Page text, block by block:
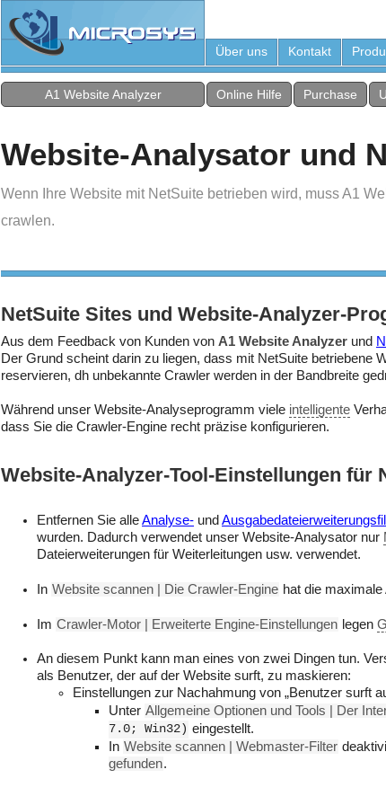
Über uns Kontakt
A1 Website Analyzer Online Hilfe Purchase
Website-Analysator und
Wenn Ihre Website mit NetSuite betrieben wird, muss A1
crawlen.
NetSuite Sites und Website-Analyzer-
Aus dem Feedback von Kunden von A1 Website Analyzer und
Der Grund scheint darin zu liegen, dass mit NetSuite betriebene
reservieren, dh unbekannte Crawler werden in der Bandbreite
Während unser Website-Analyseprogramm viele intelligente
dass Sie die Crawler-Engine recht präzise konfigurieren.
Website-Analyzer-Tool-Einstellungen für
Entfernen Sie alleAnalyse- und
wurden. Dadurch verwendet unser Website-Analysator nur
Dateierweiterungen für Weiterleitungen usw. verwendet.
In Website scannen | Die Crawler-Engine hat die
Im Crawler-Motor | Erweiterte Engine-Einstellungen legen
An diesem Punkt kann man eines von zwei Dingen tun.
als Benutzer, der auf der Website surft, zu maskieren:
Einstellungen zur Nachahmung von „Benutzer surft
Unter Allgemeine Optionen und Tools | Der
7.0; Win32) eingestellt.
In Website scannen | Webmaster-Filter
gefunden.